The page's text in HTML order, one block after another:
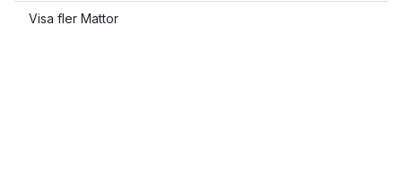
Visa fler Mattor